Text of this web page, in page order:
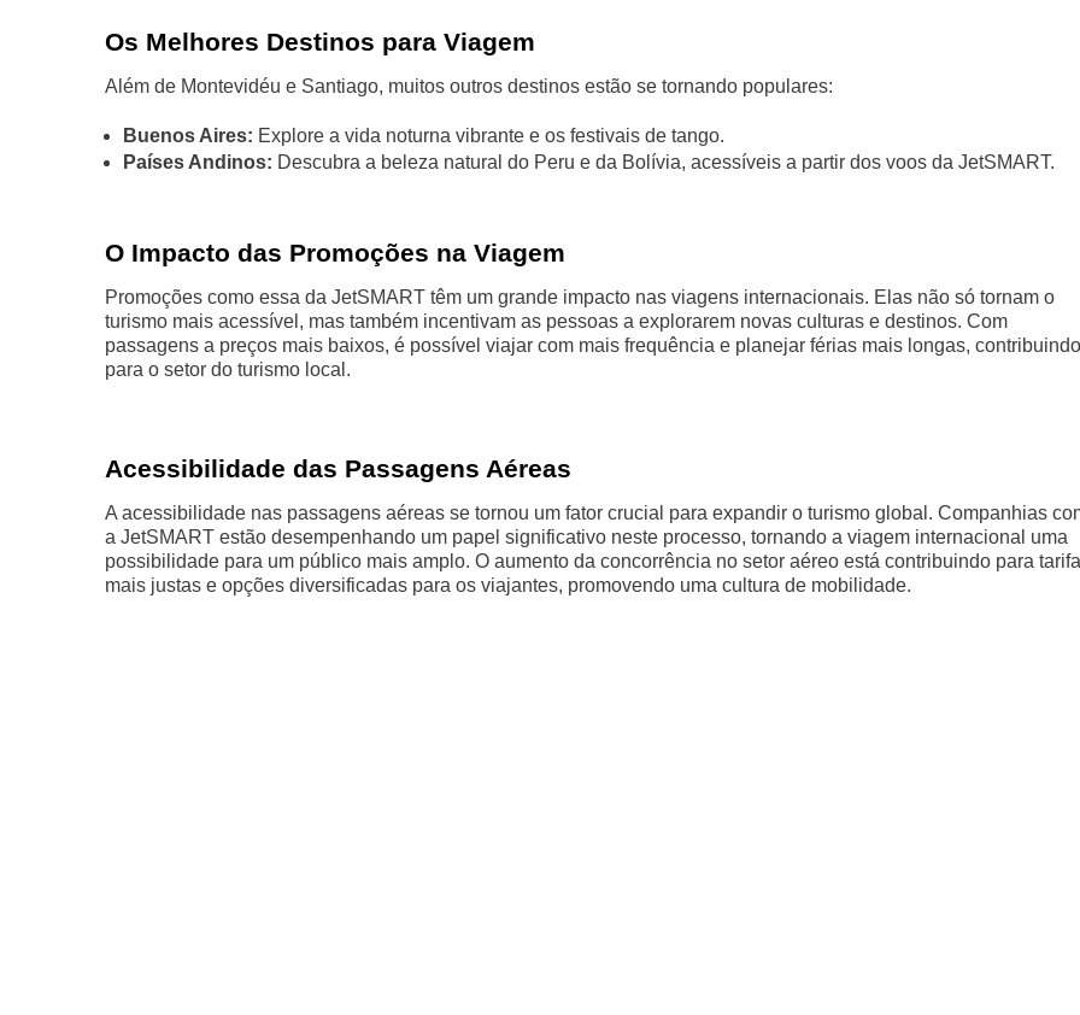
Os Melhores Destinos para Viagem
Além de Montevidéu e Santiago, muitos outros destinos estão se tornando populares:
Buenos Aires: Explore a vida noturna vibrante e os festivais de tango.
Países Andinos: Descubra a beleza natural do Peru e da Bolívia, acessíveis a partir dos voos da JetSMART.
O Impacto das Promoções na Viagem
Promoções como essa da JetSMART têm um grande impacto nas viagens internacionais. Elas não só tornam o
turismo mais acessível, mas também incentivam as pessoas a explorarem novas culturas e destinos. Com
passagens a preços mais baixos, é possível viajar com mais frequência e planejar férias mais longas, contribuindo
para o setor do turismo local.
Acessibilidade das Passagens Aéreas
A acessibilidade nas passagens aéreas se tornou um fator crucial para expandir o turismo global. Companhias
a JetSMART estão desempenhando um papel significativo neste processo, tornando a viagem internacional uma
possibilidade para um público mais amplo. O aumento da concorrência no setor aéreo está contribuindo para
mais justas e opções diversificadas para os viajantes, promovendo uma cultura de mobilidade.